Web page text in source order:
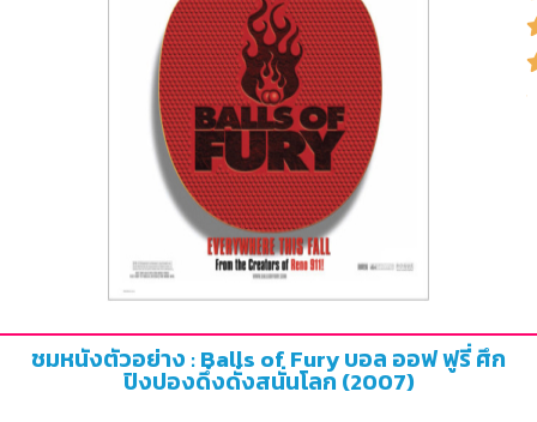
ชมหนังตัวอย่าง : Balls of Fury บอล ออฟ ฟูรี่ ศึก
ปิงปองดึ๋งดั๋งสนั่นโลก (2007)